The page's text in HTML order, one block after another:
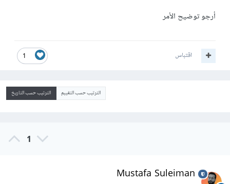
أرجو توضيح الأمر
1 اقتباس
الترتيب حسب التقييم الترتيب حسب التاريخ
1
Mustafa Suleiman